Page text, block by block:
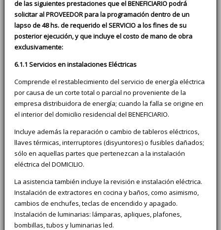
de las siguientes prestaciones que el BENEFICIARIO podrá
solicitar al PROVEEDOR para la programación dentro de un
lapso de 48 hs. de requerido el SERVICIO a los fines de su
posterior ejecución, y que incluye el costo de mano de obra
exclusivamente:
6.1.1 Servicios en instalaciones Eléctricas
Comprende el restablecimiento del servicio de energía eléctrica
por causa de un corte total o parcial no proveniente de la
empresa distribuidora de energía; cuando la falla se origine en
el interior del domicilio residencial del BENEFICIARIO.
Incluye además la reparación o cambio de tableros eléctricos,
llaves térmicas, interruptores (disyuntores) o fusibles dañados;
sólo en aquellas partes que pertenezcan a la instalación
eléctrica del DOMICILIO.
La asistencia también incluye la revisión e instalación eléctrica.
Instalación de extractores en cocina y baños, como asimismo,
cambios de enchufes, teclas de encendido y apagado.
Instalación de luminarias: lámparas, apliques, plafones,
bombillas, tubos y luminarias led.